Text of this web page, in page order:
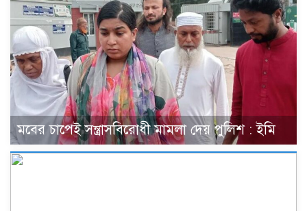
মবের চাপেই সন্ত্রাসবিরোধী মামলা দেয় পুলিশ : ইমি